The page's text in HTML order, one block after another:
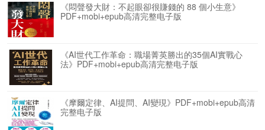
《悶聲發大財：不起眼卻很賺錢的 88 個小生意》
PDF+mobi+epub高清完整电子版
《AI世代工作革命：職場菁英勝出的35個AI實戰心
法》PDF+mobi+epub高清完整电子版
《摩爾定律、AI提問、AI變現》PDF+mobi+epub高清
完整电子版